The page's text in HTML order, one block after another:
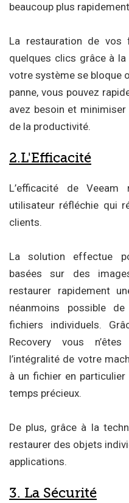
beaucoup plus
La restauration de vos
quelques clics grâce à
votre système se bloque
panne, vous pouvez
avez besoin et
de la productivité.
2.L'Efficacité
L’efficacité de Veeam
utilisateur réfléchie qui
clients.
La solution effectue
basées sur des
restaurer rapidement
néanmoins possible
fichiers individuels.
Recovery vous
l’intégralité de votre
à un fichier en
temps précieux.
De plus, grâce à la
restaurer des objets
applications.
3. La Sécurité